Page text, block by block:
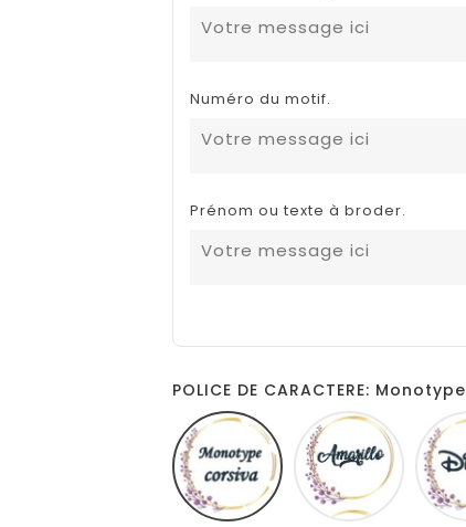
Numéro du motif.
Prénom ou texte à broder.
POLICE DE CARACTERE:
Monotype
corsiva